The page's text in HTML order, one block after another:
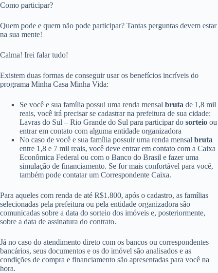
Como participar?
Quem pode e quem não pode participar? Tantas perguntas devem estar
na sua mente!
Calma! Irei falar tudo!
Existem duas formas de conseguir usar os benefícios incríveis do
programa Minha Casa Minha Vida:
Se você e sua família possui uma renda mensal bruta de 1,8 mil
reais, você irá precisar se cadastrar na prefeitura de sua cidade:
Lavras do Sul – Rio Grande do Sul para participar do sorteio ou
entrar em contato com alguma entidade organizadora
No caso de você e sua família possuir uma renda mensal bruta
entre 1,8 e 7 mil reais, você deve entrar em contato com a Caixa
Econômica Federal ou com o Banco do Brasil e fazer uma
simulação de financiamento. Se for mais confortável para você,
também pode contatar um Correspondente Caixa.
Para aqueles com renda de até R$1.800, após o cadastro, as famílias
selecionadas pela prefeitura ou pela entidade organizadora são
comunicadas sobre a data do sorteio dos imóveis e, posteriormente,
sobre a data de assinatura do contrato.
Já no caso do atendimento direto com os bancos ou correspondentes
bancários, seus documentos e os do imóvel são analisados e as
condições de compra e financiamento são apresentadas para você na
hora.